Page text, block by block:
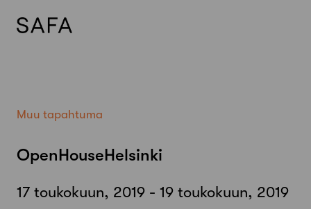
Muu tapahtuma
OpenHouseHelsinki
17 toukokuun, 2019 - 19 toukokuun, 2019